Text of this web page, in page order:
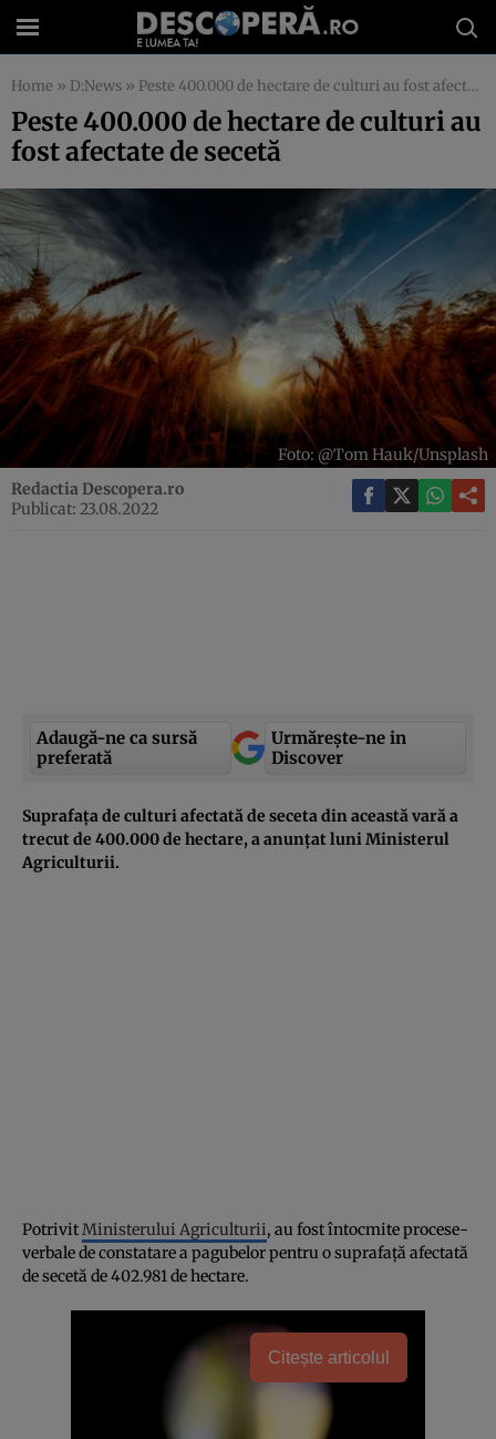
Home » D:News » Peste 400.000 de hectare de culturi au fost afectate de secetă
Peste 400.000 de hectare de culturi au
fost afectate de secetă
Foto: @Tom Hauk/Unsplash
Redactia Descopera.ro
Publicat: 23.08.2022
Adaugă-ne ca sursă
preferată
Urmărește-ne in
Discover
Suprafața de culturi afectată de seceta din această vară a
trecut de 400.000 de hectare, a anunțat luni Ministerul
Agriculturii.
PotrivitMinisterului Agriculturii, au fost întocmite procese-
verbale de constatare a pagubelor pentru o suprafață afectată
de secetă de 402.981 de hectare.
Citește articolul